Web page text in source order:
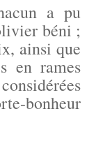
a pu
béni ;
ainsi que
en rames
bonheur